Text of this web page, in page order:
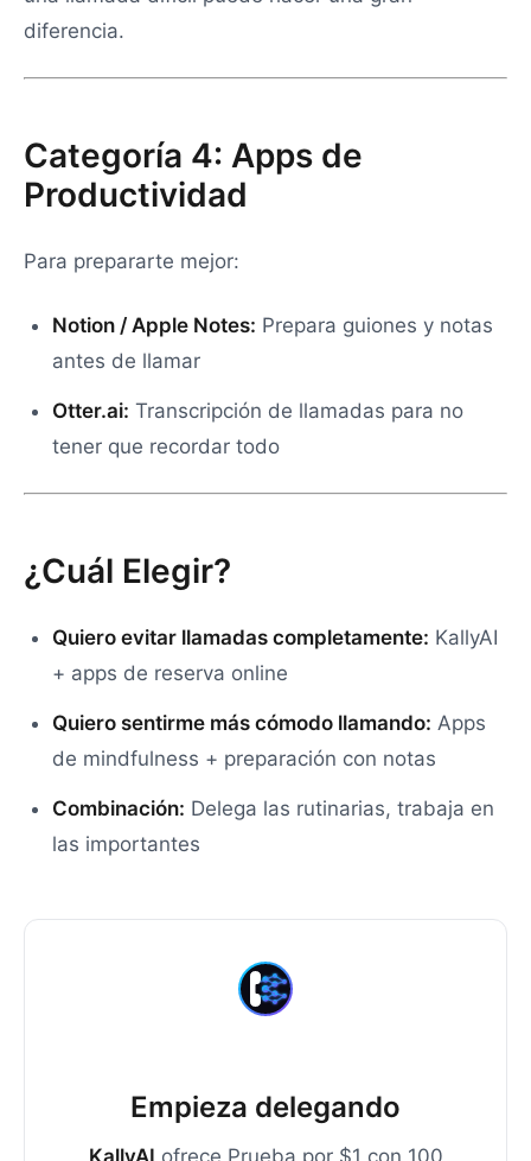
diferencia.
Categoría 4: Apps de
Productividad
Para prepararte mejor:
Notion / Apple Notes: Prepara guiones y notas
antes de llamar
Otter.ai: Transcripción de llamadas para no
tener que recordar todo
¿Cuál Elegir?
Quiero evitar llamadas completamente: KallyAI
+ apps de reserva online
Quiero sentirme más cómodo llamando: Apps
de mindfulness + preparación con notas
Combinación: Delega las rutinarias, trabaja en
las importantes
Empieza delegando
KallyAI ofrece Prueba por $1 con 100